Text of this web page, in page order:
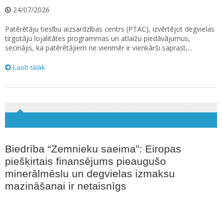
24/07/2026
Patērētāju tiesību aizsardzības centrs (PTAC), izvērtējot degvielas
tirgotāju lojalitātes programmas un atlaižu piedāvājumus,
secinājis, ka patērētājiem ne vienmēr ir vienkārši saprast,...
Lasīt tālāk
Biedrība “Zemnieku saeima”: Eiropas
piešķirtais finansējums pieaugušo
minerālmēslu un degvielas izmaksu
mazināšanai ir netaisnīgs